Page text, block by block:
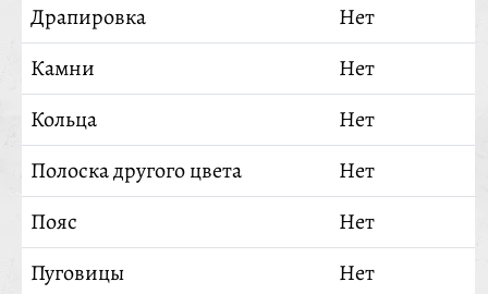
Драпировка
Нет
Камни
Нет
Кольца
Нет
Полоска другого цвета
Нет
Пояс
Нет
Пуговицы
Нет